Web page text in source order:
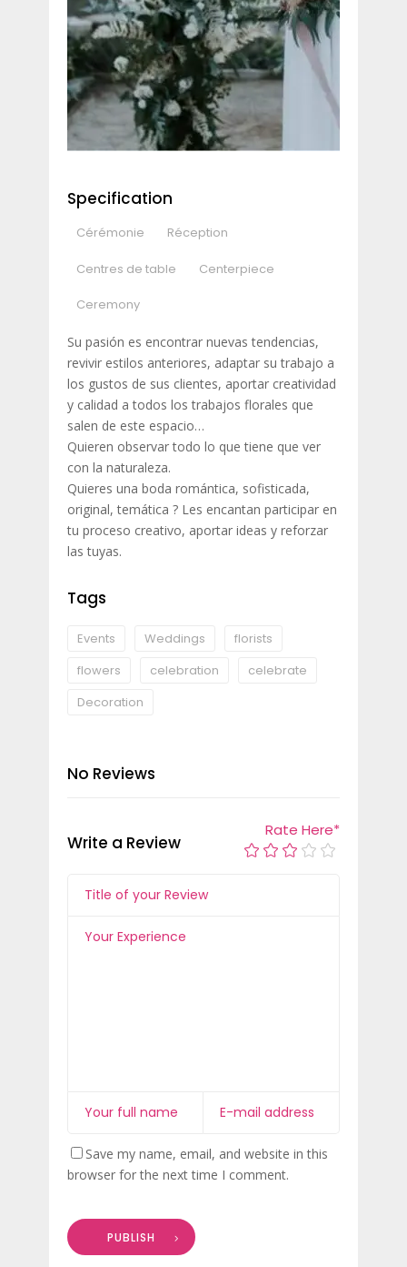
Specification
Cérémonie Réception
Centres de table Centerpiece
Ceremony
Su pasión es encontrar nuevas tendencias,
revivir estilos anteriores, adaptar su trabajo a
los gustos de sus clientes, aportar creatividad
y calidad a todos los trabajos florales que
salen de este espacio…
Quieren observar todo lo que tiene que ver
con la naturaleza.
Quieres una boda romántica, sofisticada,
original, temática ? Les encantan participar en
tu proceso creativo, aportar ideas y reforzar
las tuyas.
Tags
Events Weddings
florists
flowers
celebration
celebrate
Decoration
No Reviews
Write a Review
Rate Here*
Save my name, email, and website in this
browser for the next time I comment.
PUBLISH